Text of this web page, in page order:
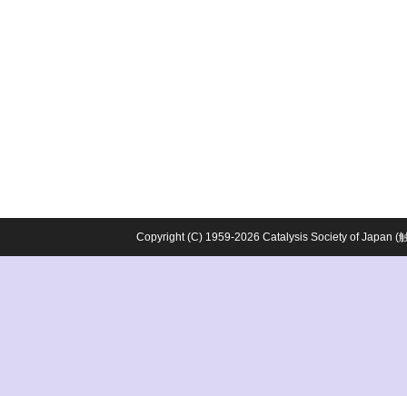
Copyright (C) 1959-2026 Catalysis Society of Japan (